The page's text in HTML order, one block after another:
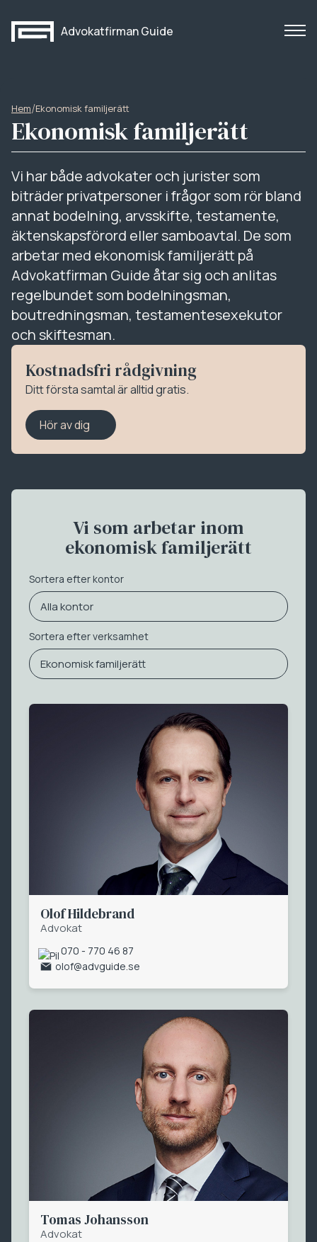
Advokatfirman Guide
Hem/Ekonomisk familjerätt
Ekonomisk familjerätt
Vi har både advokater och jurister som
biträder privatpersoner i frågor som rör bland
annat bodelning, arvsskifte, testamente,
äktenskapsförord eller samboavtal. De som
arbetar med ekonomisk familjerätt på
Advokatfirman Guide åtar sig och anlitas
regelbundet som bodelningsman,
boutredningsman, testamentesexekutor
och skiftesman.
Kostnadsfri rådgivning
Ditt första samtal är alltid gratis.
Hör av dig
Vi som arbetar inom
ekonomisk familjerätt
Sortera efter kontor
Alla kontor
Sortera efter verksamhet
Ekonomisk familjerätt
Olof Hildebrand
Advokat
070 - 770 46 87
olof@advguide.se
Tomas Johansson
Advokat